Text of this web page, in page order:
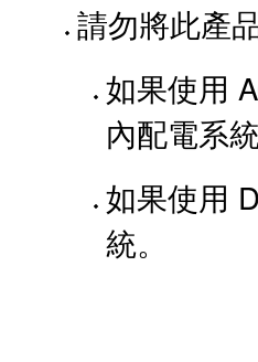
請勿將此產
如果使用
內配電系統
如果使用
統。